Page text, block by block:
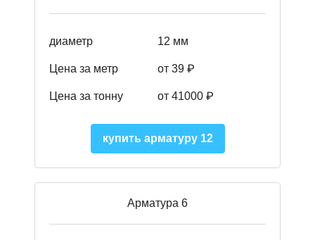
диаметр 12 мм
Цена за метр от 39 ₽
Цена за тонну от 41000 ₽
купить арматуру 12
Арматура 6